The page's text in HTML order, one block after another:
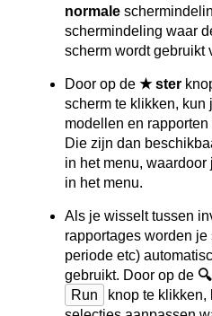
normale
schermindeling waar
scherm wordt gebruikt
Door op de★ ster
scherm te klikken, kun
modellen en rapporten
Die zijn dan
in het menu,
in het menu.
Als je wisselt tussen
rapportages worden
periode etc)
gebruikt. Door op de
Run
knop te